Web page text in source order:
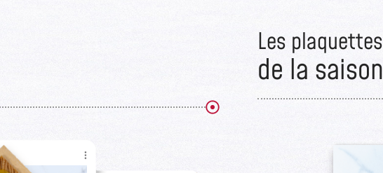
Les plaquettes
de la saison​